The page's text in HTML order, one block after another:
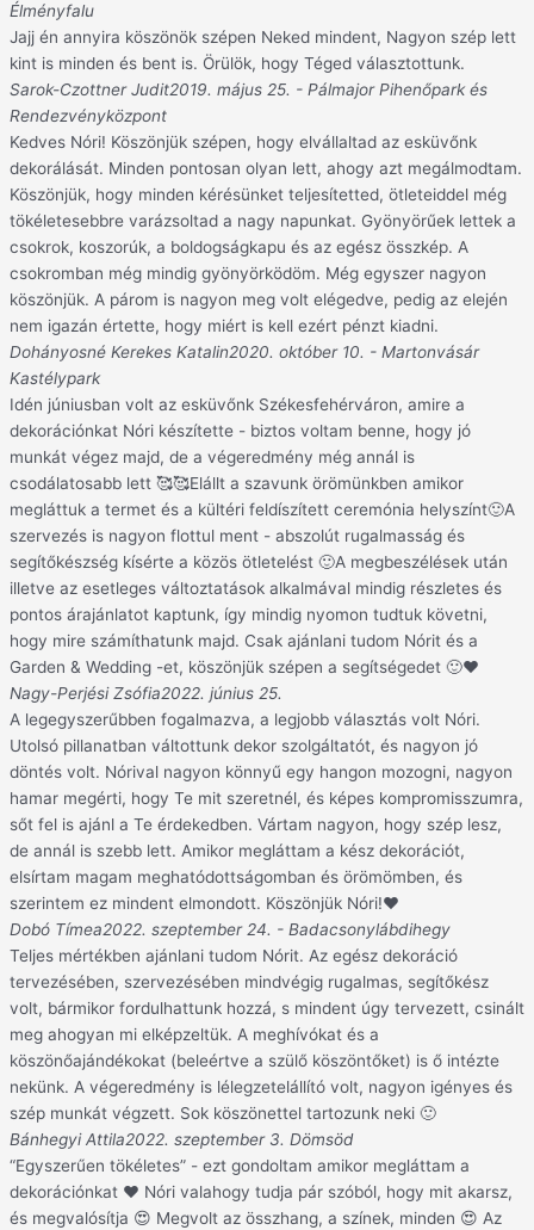
Élményfalu
Jajj én annyira köszönök szépen Neked mindent, Nagyon szép lett
kint is minden és bent is. Örülök, hogy Téged választottunk.
Sarok-Czottner Judit2019. május 25. - Pálmajor Pihenőpark és
Rendezvényközpont
Kedves Nóri! Köszönjük szépen, hogy elvállaltad az esküvőnk
dekorálását. Minden pontosan olyan lett, ahogy azt megálmodtam.
Köszönjük, hogy minden kérésünket teljesítetted, ötleteiddel még
tökéletesebbre varázsoltad a nagy napunkat. Gyönyörűek lettek a
csokrok, koszorúk, a boldogságkapu és az egész összkép. A
csokromban még mindig gyönyörködöm. Még egyszer nagyon
köszönjük. A párom is nagyon meg volt elégedve, pedig az elején
nem igazán értette, hogy miért is kell ezért pénzt kiadni.
Dohányosné Kerekes Katalin2020. október 10. - Martonvásár
Kastélypark
Idén júniusban volt az esküvőnk Székesfehérváron, amire a
dekorációnkat Nóri készítette - biztos voltam benne, hogy jó
munkát végez majd, de a végeredmény még annál is
csodálatosabb lett 🥰🥰Elállt a szavunk örömünkben amikor
megláttuk a termet és a kültéri feldíszített ceremónia helyszínt🙂A
szervezés is nagyon flottul ment - abszolút rugalmasság és
segítőkészség kísérte a közös ötletelést 🙂A megbeszélések után
illetve az esetleges változtatások alkalmával mindig részletes és
pontos árajánlatot kaptunk, így mindig nyomon tudtuk követni,
hogy mire számíthatunk majd. Csak ajánlani tudom Nórit és a
Garden & Wedding -et, köszönjük szépen a segítségedet 🙂❤️
Nagy-Perjési Zsófia2022. június 25.
A legegyszerűbben fogalmazva, a legjobb választás volt Nóri.
Utolsó pillanatban váltottunk dekor szolgáltatót, és nagyon jó
döntés volt. Nórival nagyon könnyű egy hangon mozogni, nagyon
hamar megérti, hogy Te mit szeretnél, és képes kompromisszumra,
sőt fel is ajánl a Te érdekedben. Vártam nagyon, hogy szép lesz,
de annál is szebb lett. Amikor megláttam a kész dekorációt,
elsírtam magam meghatódottságomban és örömömben, és
szerintem ez mindent elmondott. Köszönjük Nóri!❤️
Dobó Tímea2022. szeptember 24. - Badacsonylábdihegy
Teljes mértékben ajánlani tudom Nórit. Az egész dekoráció
tervezésében, szervezésében mindvégig rugalmas, segítőkész
volt, bármikor fordulhattunk hozzá, s mindent úgy tervezett, csinált
meg ahogyan mi elképzeltük. A meghívókat és a
köszönőajándékokat (beleértve a szülő köszöntőket) is ő intézte
nekünk. A végeredmény is lélegzetelállító volt, nagyon igényes és
szép munkát végzett. Sok köszönettel tartozunk neki 🙂
Bánhegyi Attila2022. szeptember 3. Dömsöd
“Egyszerűen tökéletes” - ezt gondoltam amikor megláttam a
dekorációnkat ❤️ Nóri valahogy tudja pár szóból, hogy mit akarsz,
és megvalósítja 😍 Megvolt az összhang, a színek, minden 😍 Az